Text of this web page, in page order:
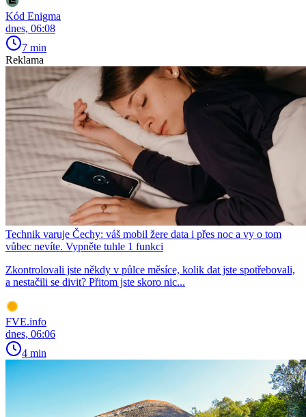
Kód Enigma
dnes, 06:08
7 min
Reklama
Technik varuje Čechy: váš mobil žere data i přes noc a vy o tom
vůbec nevíte. Vypněte tuhle 1 funkci
Zkontrolovali jste někdy v půlce měsíce, kolik dat jste spotřebovali,
a nestačili se divit? Přitom jste skoro nic...
FVE.info
dnes, 06:06
4 min